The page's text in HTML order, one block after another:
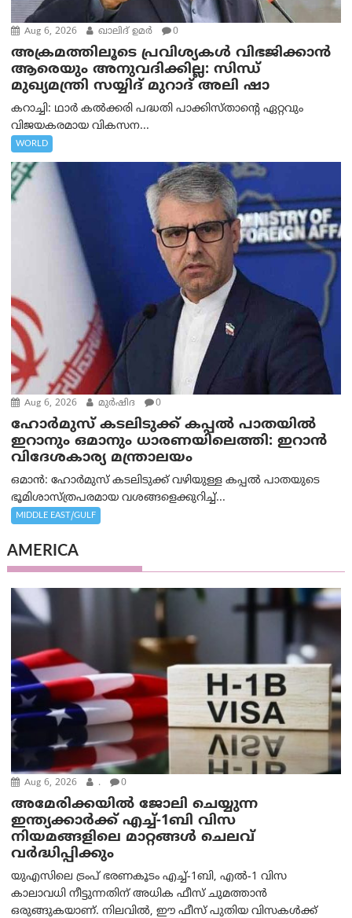
Aug 6, 2026 ഖാലിദ് ഉമര്‍ 0
അക്രമത്തിലൂടെ പ്രവിശ്യകൾ വിഭജിക്കാൻ
ആരെയും അനുവദിക്കില്ല: സിന്ധ്
മുഖ്യമന്ത്രി സയ്യിദ് മുറാദ് അലി ഷാ
കറാച്ചി: ഥാർ കൽക്കരി പദ്ധതി പാക്കിസ്താന്റെ ഏറ്റവും
വിജയകരമായ വികസന...
WORLD
Aug 6, 2026 മുര്‍ഷിദ 0
ഹോർമുസ് കടലിടുക്ക് കപ്പൽ പാതയിൽ
ഇറാനും ഒമാനും ധാരണയിലെത്തി: ഇറാൻ
വിദേശകാര്യ മന്ത്രാലയം
ഒമാന്‍: ഹോർമുസ് കടലിടുക്ക് വഴിയുള്ള കപ്പൽ പാതയുടെ
ഭൂമിശാസ്ത്രപരമായ വശങ്ങളെക്കുറിച്ച്...
MIDDLE EAST/GULF
AMERICA
Aug 6, 2026 . 0
അമേരിക്കയില്‍ ജോലി ചെയ്യുന്ന
ഇന്ത്യക്കാർക്ക് എച്ച്-1ബി വിസ
നിയമങ്ങളിലെ മാറ്റങ്ങൾ ചെലവ്
വർദ്ധിപ്പിക്കും
യുഎസിലെ ട്രംപ് ഭരണകൂടം എച്ച്-1ബി, എൽ-1 വിസ
കാലാവധി നീട്ടുന്നതിന് അധിക ഫീസ് ചുമത്താൻ
ഒരുങ്ങുകയാണ്. നിലവിൽ, ഈ ഫീസ് പുതിയ വിസകൾക്ക്